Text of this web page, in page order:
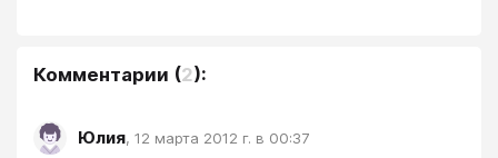
Комментарии (2):
Юлия, 12 марта 2012 г. в 00:37